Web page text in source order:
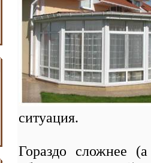
ситуация.
Гораздо сложнее